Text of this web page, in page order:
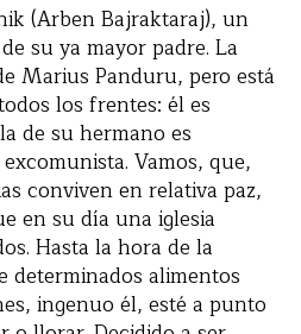
(Arben Bajraktaraj), un
su ya mayor padre. La
Marius Panduru, pero está
los frentes: él es
de su hermano es
Vamos, que,
conviven en relativa paz,
en su día una iglesia
Hasta la hora de la
determinados alimentos
ingenuo él, esté a punto